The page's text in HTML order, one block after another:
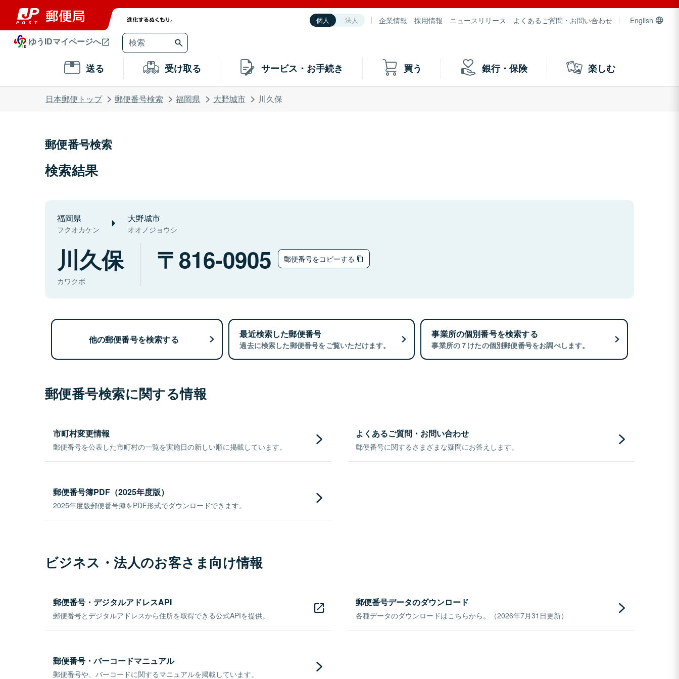
個人 法人 企業情報 採用情報 ニュースリリース よくあるご質問・お問い合わせ English
ゆうIDマイページへ
送る 受け取る サービス・お手続き 買う 銀行・保険 楽しむ
日本郵便トップ 郵便番号検索 福岡県 大野城市 川久保
郵便番号検索
検索結果
福岡県
フクオカケン
大野城市
オオノジョウシ
川久保
カワクボ
816-0905 郵便番号をコピーする
他の郵便番号を検索する 最近検索した郵便番号
過去に検索した郵便番号をご覧いただけます。
事業所の個別番号を検索する
事業所の７けたの個別郵便番号をお調べします。
郵便番号検索に関する情報
市町村変更情報
郵便番号を公表した市町村の一覧を実施日の新しい順に掲載しています。
よくあるご質問・お問い合わせ
郵便番号に関するさまざまな疑問にお答えします。
郵便番号簿PDF（2025年度版）
2025年度版郵便番号簿をPDF形式でダウンロードできます。
ビジネス・法人のお客さま向け情報
郵便番号・デジタルアドレスAPI
郵便番号とデジタルアドレスから住所を取得できる公式APIを提供。
郵便番号データのダウンロード
各種データのダウンロードはこちらから。（2026年7月31日更新）
郵便番号・バーコードマニュアル
郵便番号や、バーコードに関するマニュアルを掲載しています。